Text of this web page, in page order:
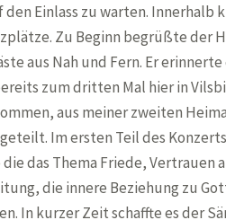
Einlass zu warten. Innerhalb
Zu Beginn begrüßte der
aus Nah und Fern. Er erinnerte
zum dritten Mal hier in
aus meiner zweiten
Im ersten Teil des
das Thema Friede, Vertrauen
die innere Beziehung zu
In kurzer Zeit schaffte es der